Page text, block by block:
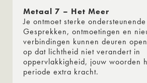
Metaal 7 – Het Meer
Je ontmoet sterke
Gesprekken, ontmoetingen en
verbindingen kunnen deuren
op dat lichtheid niet verandert in
oppervlakkigheid, jouw woorden
periode extra kracht.